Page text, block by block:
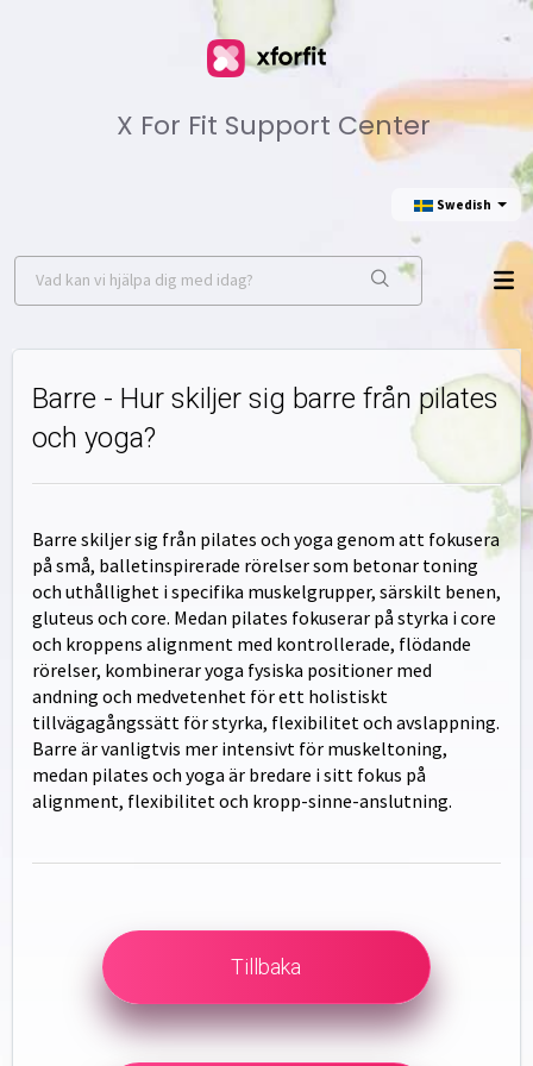
X For Fit Support Center
Swedish
Barre - Hur skiljer sig barre från pilates
och yoga?
Barre skiljer sig från pilates och yoga genom att fokusera
på små, balletinspirerade rörelser som betonar toning
och uthållighet i specifika muskelgrupper, särskilt benen,
gluteus och core. Medan pilates fokuserar på styrka i core
och kroppens alignment med kontrollerade, flödande
rörelser, kombinerar yoga fysiska positioner med
andning och medvetenhet för ett holistiskt
tillvägagångssätt för styrka, flexibilitet och avslappning.
Barre är vanligtvis mer intensivt för muskeltoning,
medan pilates och yoga är bredare i sitt fokus på
alignment, flexibilitet och kropp-sinne-anslutning.
Tillbaka